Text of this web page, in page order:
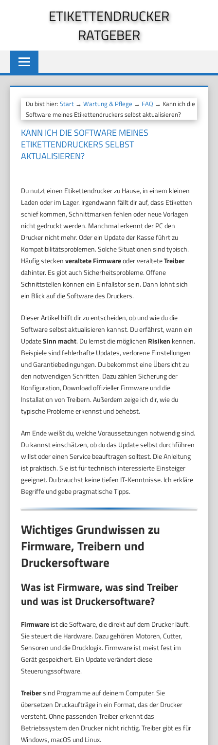
ETIKETTENDRUCKER
RATGEBER
Du bist hier:Start →Wartung & Pflege → FAQ → Kann ich die
Software meines Etikettendruckers selbst aktualisieren?
KANN ICH DIE SOFTWARE MEINES
ETIKETTENDRUCKERS SELBST
AKTUALISIEREN?
Du nutzt einen Etikettendrucker zu Hause, in einem kleinen
Laden oder im Lager. Irgendwann fällt dir auf, dass Etiketten
schief kommen, Schnittmarken fehlen oder neue Vorlagen
nicht gedruckt werden. Manchmal erkennt der PC den
Drucker nicht mehr. Oder ein Update der Kasse führt zu
Kompatibilitätsproblemen. Solche Situationen sind typisch.
Häufig steckenveraltete Firmwareoder veralteteTreiber
dahinter. Es gibt auch Sicherheitsprobleme. Offene
Schnittstellen können ein Einfallstor sein. Dann lohnt sich
ein Blick auf die Software des Druckers.
Dieser Artikel hilft dir zu entscheiden, ob und wie du die
Software selbst aktualisieren kannst. Du erfährst, wann ein
UpdateSinn macht. Du lernst die möglichen Risiken kennen.
Beispiele sind fehlerhafte Updates, verlorene Einstellungen
und Garantiebedingungen. Du bekommst eine Übersicht zu
den notwendigen Schritten. Dazu zählen Sicherung der
Konfiguration, Download offizieller Firmware und die
Installation von Treibern. Außerdem zeige ich dir, wie du
typische Probleme erkennst und behebst.
Am Ende weißt du, welche Voraussetzungen notwendig sind.
Du kannst einschätzen, ob du das Update selbst durchführen
willst oder einen Service beauftragen solltest. Die Anleitung
ist praktisch. Sie ist für technisch interessierte Einsteiger
geeignet. Du brauchst keine tiefen IT-Kenntnisse. Ich erkläre
Begriffe und gebe pragmatische Tipps.
Wichtiges Grundwissen zu
Firmware, Treibern und
Druckersoftware
Was ist Firmware, was sind Treiber
und was ist Druckersoftware?
Firmwareist die Software, die direkt auf dem Drucker läuft.
Sie steuert die Hardware. Dazu gehören Motoren, Cutter,
Sensoren und die Drucklogik. Firmware ist meist fest im
Gerät gespeichert. Ein Update verändert diese
Steuerungssoftware.
Treibersind Programme auf deinem Computer. Sie
übersetzen Druckaufträge in ein Format, das der Drucker
versteht. Ohne passenden Treiber erkennt das
Betriebssystem den Drucker nicht richtig. Treiber gibt es für
Windows, macOS und Linux.